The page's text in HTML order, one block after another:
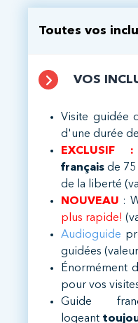
Toutes vos
VOS
Visite guidée
d'une durée
EXCLUSIF :
françaisde
de la liberté
NOUVEAU :
plus rapide!
Audioguide
guidées
Énormément
pour vos
Guide
logeant